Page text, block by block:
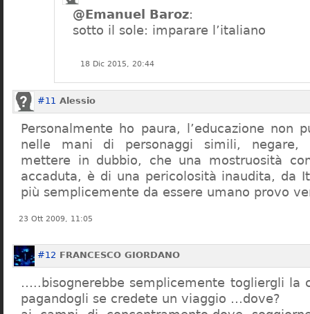
@Emanuel Baroz:
sotto il sole: imparare l’italiano
18 Dic 2015, 20:44
#11 Alessio
Personalmente ho paura, l’educazione non
nelle mani di personaggi simili, negare,
mettere in dubbio, che una mostruosità
accaduta, è di una pericolosità inaudita, da
più semplicemente da essere umano provo
23 Ott 2009, 11:05
#12 FRANCESCO GIORDANO
…..bisognerebbe semplicemente togliergli la
pagandogli se credete un viaggio …dove?